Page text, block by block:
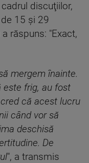
discuţiilor,
15 şi 29
răspuns: "Exact,
mergem înainte.
este frig, au fost
că acest lucru
când vor să
deschisă
De
", a transmis